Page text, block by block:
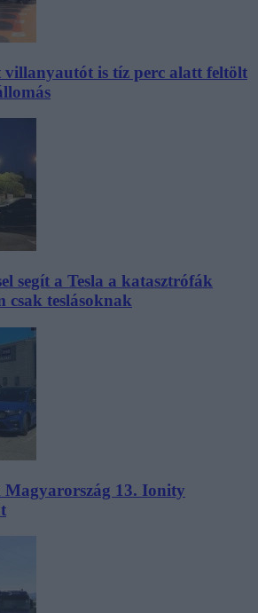
villanyautót is tíz perc alatt feltölt
segít a Tesla a katasztrófák
csak teslásoknak
Magyarország 13. Ionity